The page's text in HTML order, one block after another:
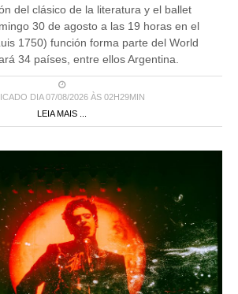
del clásico de la literatura y el ballet
30 de agosto a las 19 horas en el
1750) función forma parte del World
34 países, entre ellos Argentina.
DIA 07/08/2026 ÀS 02H29MIN
LEIA MAIS ...